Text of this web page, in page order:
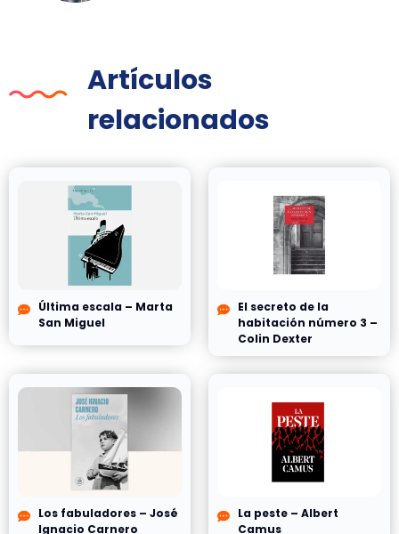
Artículos
relacionados
Última escala – Marta
San Miguel
El secreto de la
habitación número 3 –
Colin Dexter
Los fabuladores – José
Ignacio Carnero
La peste – Albert
Camus